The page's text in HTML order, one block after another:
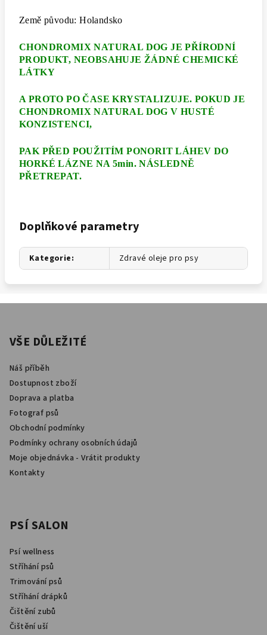
Země původu: Holandsko
CHONDROMIX NATURAL DOG JE PŘÍRODNÍ
PRODUKT, NEOBSAHUJE ŽÁDNÉ CHEMICKÉ
LÁTKY
A PROTO PO ČASE KRYSTALIZUJE. POKUD JE
CHONDROMIX NATURAL DOG V HUSTÉ
KONZISTENCI,
PAK PŘED POUŽITÍM PONORIT LÁHEV DO
HORKÉ LÁZNE NA 5min. NÁSLEDNĚ
PŘETREPAT.
Doplňkové parametry
Kategorie: Zdravé oleje pro psy
VŠE DŮLEŽITÉ
Náš příběh
Dostupnost zboží
Doprava a platba
Fotograf psů
Obchodní podmínky
Podmínky ochrany osobních údajů
Moje objednávka - Vrátit produkty
Kontakty
PSÍ SALON
Psí wellness
Stříhání psů
Trimování psů
Stříhání drápků
Čištění zubů
Čištění uší